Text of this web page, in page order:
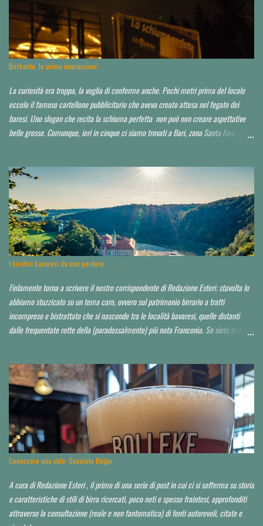
o
Birrbante, le prime impressioni
La curiosità era troppa, la voglia di conferme anche. Pochi metri prima del locale
eccolo il famoso cartellone pubblicitario che aveva creato attesa nel fegato dei
baresi. Uno slogan che recita la schiuma perfetta non può non creare aspettative
belle grosse. Comunque, ieri in cinque ci siamo trovati a Bari, zona Santa Fara, per
invito o conoscenza. Noi, non so in che modo, ma ce l'abbiamo fatta ad impietosire
qualcuno. Non abbiamo potuto capire neppure chi fosse il titolare, il birraio, il
proprietario, il socio...d'altro canto la serata non era quella ideale. Avrei voluto
approfondire. Locale molto grande, credo sui 200 coperti. Idea di ristorazione
leggera, niente di esagerato seppur dall'aspetto chic o "chiccoso". Arredamento in
stile moderno, niente panche appiccicose, banconi. Niente che pia...
I birrifici bavaresi da non perdere
Finlamente torna a scrivere il nostro corrispondente di Redazione Esteri: stavolta lo
abbiamo stuzzicato su un tema caro, ovvero sul patrimonio birrario a tratti
incompreso e bistrattato che si nasconde tra le località bavaresi, quelle distanti
dalle frequentate rotte della (paradossalmente) più nota Franconia. Se siete in cerca
approfondire nei prossimi anni. Partiamo da un assunto: a saper scegliere, in Baviera
si beve mediamente bene, spesso anche molto bene, in alcuni casi perfino
eccezionalmente bene. La Baviera è il più esteso Land della Repubblica federale di
Germania e occupa la parte a sud-orientale del paese. Il territorio dello Stato è
suddiviso a sua volta in sette distretti governativi, che hanno ciascuno una città
capoluogo. Dal punto di vista dell’appassionato birrario italiano, si è già scritto d...
Conoscere uno stile: Spéciale Belge
A cura di Redazione Esteri , il primo di una serie di post in cui ci si sofferma su storia
e caratteristiche di stili di birra ricercati, poco noti e spesso fraintesi, approfonditi
attraverso la consultazione (reale e non fantomatica) di fonti autorevoli, citate e